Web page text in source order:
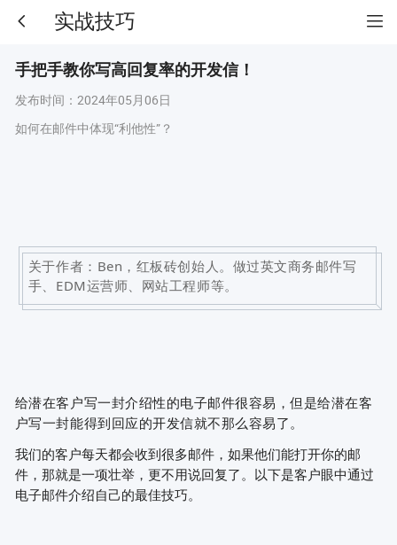
实战技巧
手把手教你写高回复率的开发信！
发布时间： 2024年05月06日
如何在邮件中体现“利他性”？
关于作者：Ben，红板砖创始人。做过英文商务邮件写
手、EDM运营师、网站工程师等。
给潜在客户写一封介绍性的电子邮件很容易，但是给潜在客
户写一封能得到回应的开发信就不那么容易了。
我们的客户每天都会收到很多邮件，如果他们能打开你的邮
件，那就是一项壮举，更不用说回复了。以下是客户眼中通过
电子邮件介绍自己的最佳技巧。